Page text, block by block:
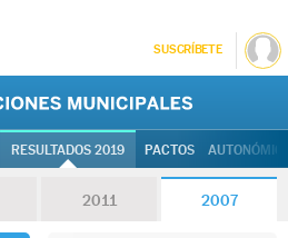
SUSCRÍBETE
RESULTADOS 2019 PACTOS
2011 2007